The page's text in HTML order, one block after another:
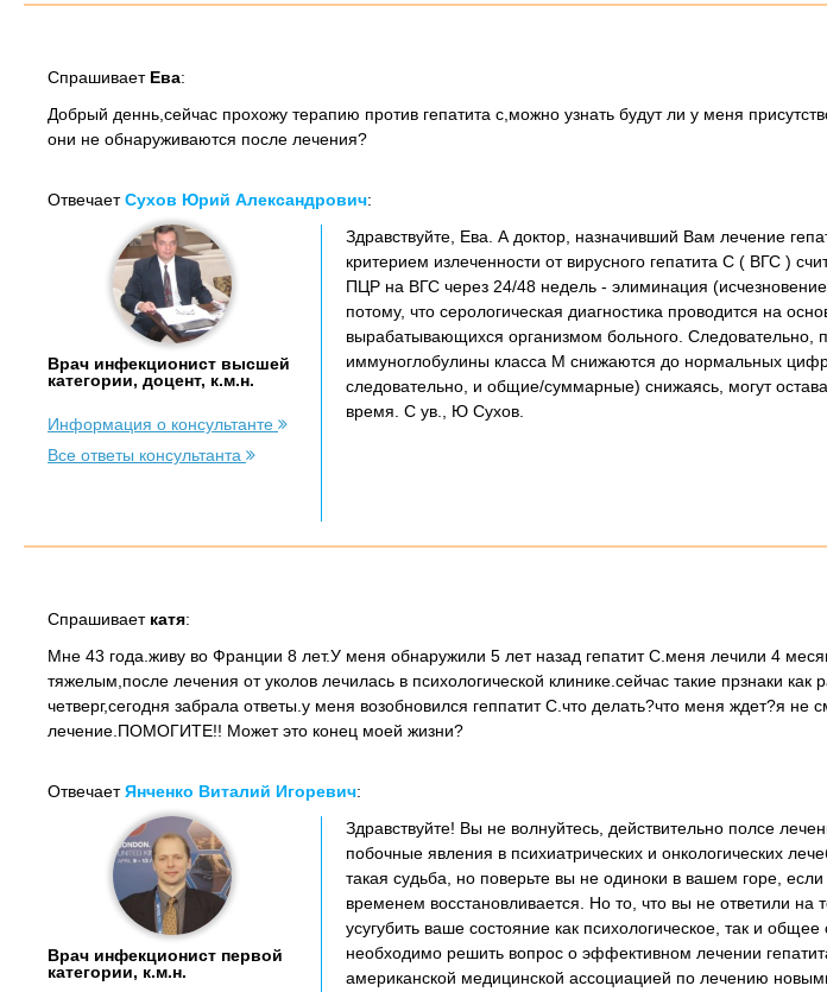
Спрашивает Ева:
Добрый деннь,сейчас прохожу терапию против гепатита с,можно узнать будут ли у меня
они не обнаруживаются после лечения?
ОтвечаетСухов Юрий Александрович:
Врач инфекционист высшей
категории, доцент, к.м.н.
Информация о консультанте
Все ответы консультанта
Здравствуйте, Ева. А доктор, назначивший Вам лечение
критерием излеченности от вирусного гепатита С ( ВГС )
ПЦР на ВГС через 24/48 недель - элиминация
потому, что серологическая диагностика проводится на
вырабатывающихся организмом больного. Следовательно,
иммуноглобулины класса М снижаются до нормальных
следовательно, и общие/суммарные) снижаясь, могут
время. С ув., Ю Сухов.
Спрашивает катя:
Мне 43 года.живу во Франции 8 лет.У меня обнаружили 5 лет назад гепатит С.меня лечили 4
тяжелым,после лечения от уколов лечилась в психологической клинике.сейчас такие прзнаки
четверг,сегодня забрала ответы.у меня возобновился геппатит С.что делать?что меня ждет?я не
лечение.ПОМОГИТЕ!! Может это конец моей жизни?
ОтвечаетЯнченко Виталий Игоревич:
Врач инфекционист первой
категории, к.м.н.
Здравствуйте! Вы не волнуйтесь, действительно полсе
побочные явления в психиатрических и онкологических
такая судьба, но поверьте вы не одиноки в вашем горе, если
временем восстановливается. Но то, что вы не ответили
усугубить ваше состояние как психологическое, так и
необходимо решить вопрос о эффективном лечении
американской медицинской ассоциацией по лечению